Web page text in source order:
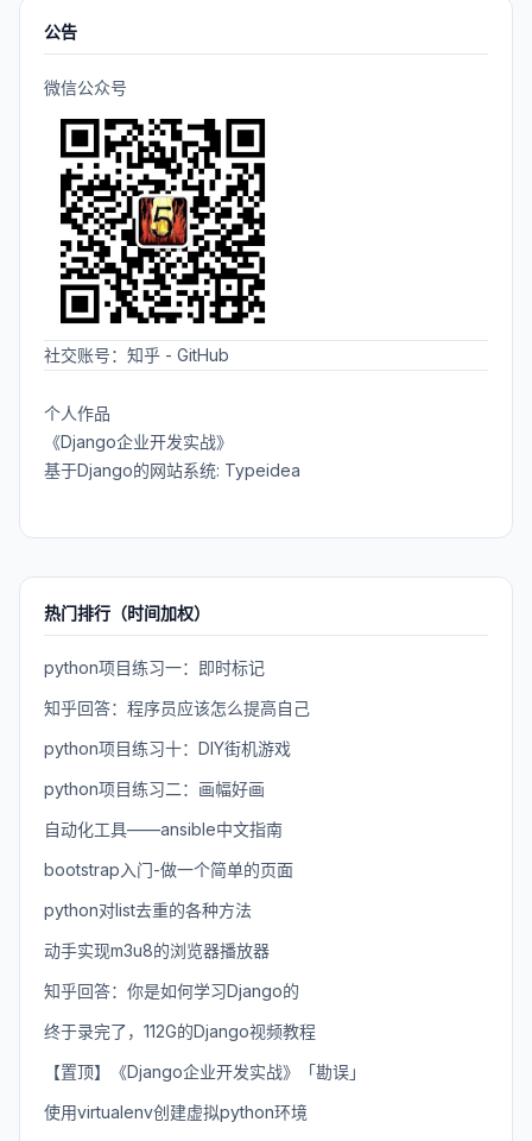
公告
微信公众号
社交账号： 知乎 - GitHub
个人作品
《Django企业开发实战》
基于Django的网站系统: Typeidea
热门排行（时间加权）
python项目练习一：即时标记
知乎回答：程序员应该怎么提高自己
python项目练习十：DIY街机游戏
python项目练习二：画幅好画
自动化工具——ansible中文指南
bootstrap入门-做一个简单的页面
python对list去重的各种方法
动手实现m3u8的浏览器播放器
知乎回答：你是如何学习Django的
终于录完了，112G的Django视频教程
【置顶】《Django企业开发实战》「勘误」
使用virtualenv创建虚拟python环境